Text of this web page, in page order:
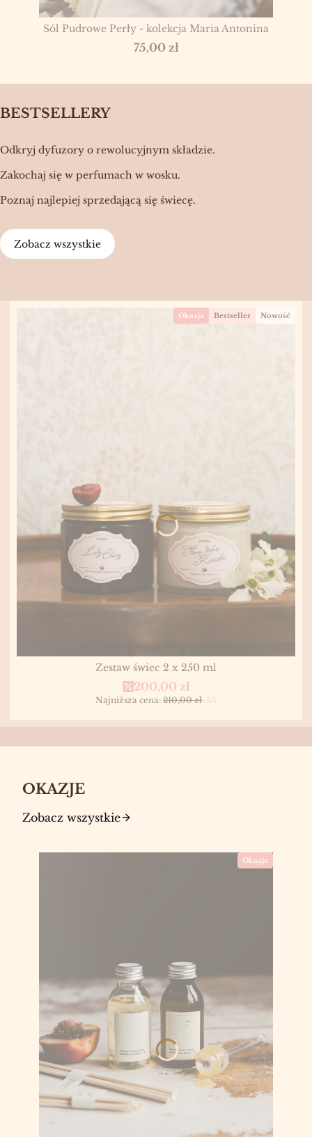
Sól Pudrowe Perły - kolekcja Maria Antonina
Cena
75,00 zł
BESTSELLERY
Odkryj dyfuzory o rewolucyjnym składzie.
Zakochaj się w perfumach w wosku.
Poznaj najlepiej sprzedającą się świecę.
Zobacz wszystkie
Okazja Bestseller Nowość
Zestaw świec 2 x 250 ml
Cena promocyjna
200,00 zł
Najniższa cena: 210,00 zł-5%
OKAZJE
Zobacz wszystkie
Okazja